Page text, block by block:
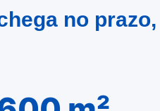
no prazo,